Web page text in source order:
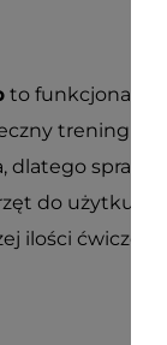
to funkcjonalne
trening
dlatego
do użytku
ilości ćwiczeń